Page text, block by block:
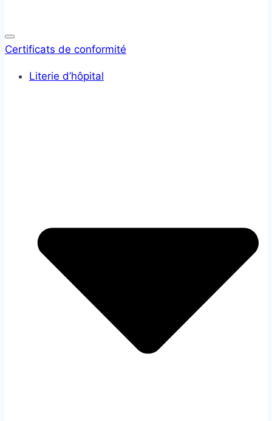
Certificats de conformité
Literie d’hôpital